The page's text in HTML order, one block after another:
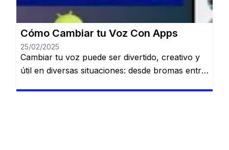
Cómo Cambiar tu Voz Con Apps
25/02/2025
Cambiar tu voz puede ser divertido, creativo y
útil en diversas situaciones: desde bromas entre